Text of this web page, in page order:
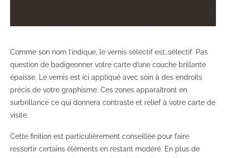
Comme son nom l’indique, le vernis sélectif est…sélectif. Pas
question de badigeonner votre carte d’une couche brillante
épaisse. Le vernis est ici appliqué avec soin à des endroits
précis de votre graphisme. Ces zones apparaîtront en
surbrillance ce qui donnera contraste et relief à votre carte de
visite.
Cette finition est particulièrement conseillée pour faire
ressortir certains éléments en restant modéré. En plus de